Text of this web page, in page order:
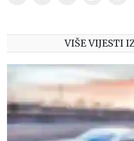
VIŠE VIJESTI